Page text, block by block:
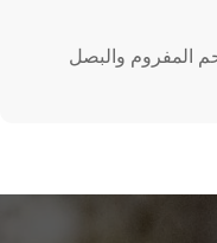
المفروم والبصل